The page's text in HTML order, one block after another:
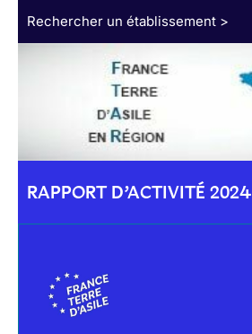
Rechercher un établissement >
RAPPORT D’ACTIVITÉ 2024